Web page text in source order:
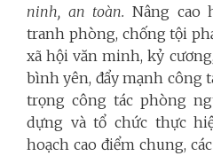
ninh, an toàn. Nâng cao
tranh phòng, chống tội
xã hội văn minh, kỷ
bình yên, đẩy mạnh công
trọng công tác phòng
dựng và tổ chức thực
hoạch cao điểm chung,